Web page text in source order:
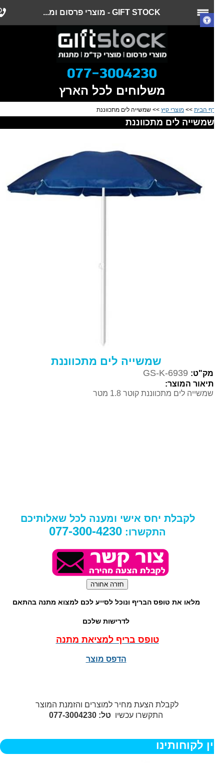
GIFT STOCK - מוצרי פרסום ומ...
משלוחים לכל הארץ
הבית>> מוצרי קיץ >> שמשייה לים מתכווננת
שמשייה לים מתכווננת
שמשייה לים מתכווננת
מק"ט: GS-K-6939
תיאור המוצר:
שמשייה לים מתכווננת קוטר 1.8 מטר
לקבלת יחס אישי ומענה לכל שאלותיכם
התקשרו:077-300-4230
מלאו את טופס הבריף ונוכל לסייע לכם למצוא מתנה בהתאם
לדרישות שלכם
טופס בריף למציאת מתנה
הדפס מוצר
לקבלת הצעת מחיר למוצרים והזמנת המוצר
התקשרו עכשיוטל: 077-3004230
לקוחותינו